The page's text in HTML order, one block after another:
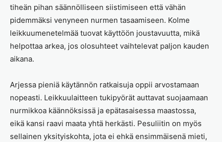
tiheän pihan säännölliseen siistimiseen että vähän
pidemmäksi venyneen nurmen tasaamiseen. Kolme
leikkuumenetelmää tuovat käyttöön joustavuutta, mikä
helpottaa arkea, jos olosuhteet vaihtelevat paljon kauden
aikana.
Arjessa pieniä käytännön ratkaisuja oppii arvostamaan
nopeasti. Leikkuulaitteen tukipyörät auttavat suojaamaan
nurmikkoa käännöksissä ja epätasaisessa maastossa,
eikä kansi raavi maata yhtä herkästi. Pesuliitin on myös
sellainen yksityiskohta, jota ei ehkä ensimmäisenä mieti,